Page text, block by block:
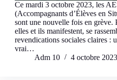
Ce mardi 3 octobre 2023, les
(Accompagnants d’Élèves en
sont une nouvelle fois en grève.
elles et ils manifestent, se
revendications sociales claires :
vrai…
Adm 10
4 octobre 2023